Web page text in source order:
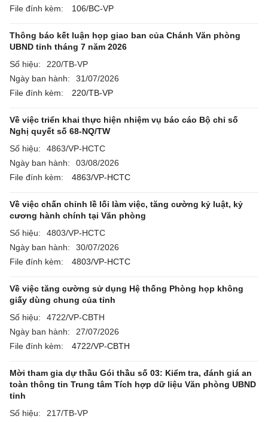
File đính kèm:
106/BC-VP
Thông báo kết luận họp giao ban của Chánh Văn phòng
UBND tỉnh tháng 7 năm 2026
Số hiệu:
220/TB-VP
Ngày ban hành:
31/07/2026
File đính kèm:
220/TB-VP
Về việc triển khai thực hiện nhiệm vụ báo cáo Bộ chỉ số
Nghị quyết số 68-NQ/TW
Số hiệu:
4863/VP-HCTC
Ngày ban hành:
03/08/2026
File đính kèm:
4863/VP-HCTC
Về việc chấn chỉnh lề lối làm việc, tăng cường kỷ luật, kỷ
cương hành chính tại Văn phòng
Số hiệu:
4803/VP-HCTC
Ngày ban hành:
30/07/2026
File đính kèm:
4803/VP-HCTC
Về việc tăng cường sử dụng Hệ thống Phòng họp không
giấy dùng chung của tỉnh
Số hiệu:
4722/VP-CBTH
Ngày ban hành:
27/07/2026
File đính kèm:
4722/VP-CBTH
Mời tham gia dự thầu Gói thầu số 03: Kiểm tra, đánh giá an
toàn thông tin Trung tâm Tích hợp dữ liệu Văn phòng UBND
tỉnh
Số hiệu:
217/TB-VP